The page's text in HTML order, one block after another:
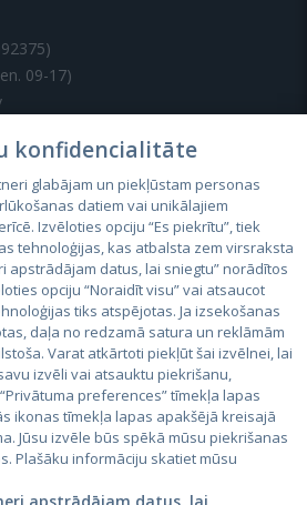
09-17)
konfidencialitāte
glabājam un piekļūstam personas
datiem vai unikālajiem
Izvēloties opciju “Es piekrītu”, tiek
tehnoloģijas, kas atbalsta zem virsraksta
apstrādājam datus, lai sniegtu” norādītos
opciju “Noraidīt visu” vai atsaucot
tiks atspējotas. Ja izsekošanas
daļa no redzamā satura un reklāmām
Varat atkārtoti piekļūt šai izvēlnei, lai
izvēli vai atsauktu piekrišanu,
preferences” tīmekļa lapas
ikonas tīmekļa lapas apakšējā kreisajā
Jūsu izvēle būs spēkā mūsu piekrišanas
Plašāku informāciju skatiet mūsu